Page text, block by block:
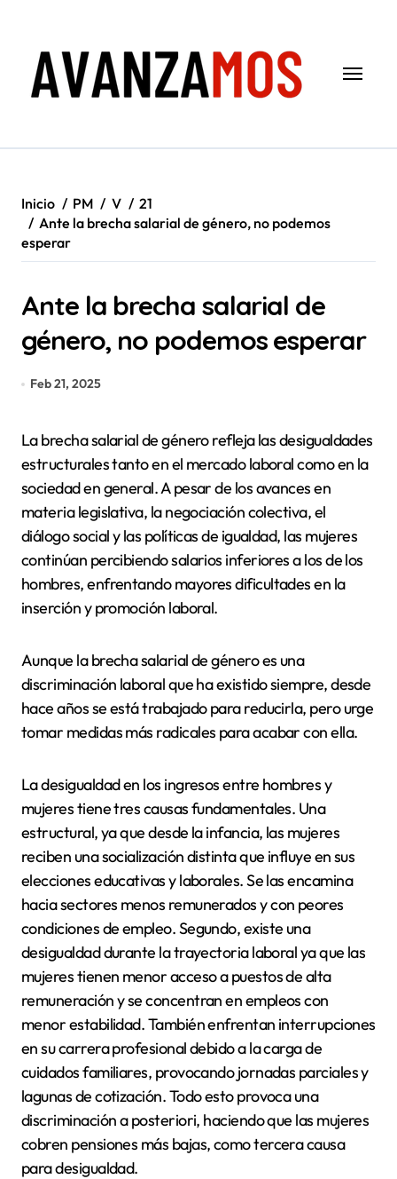
contenido
Inicio PM V
21
Ante la brecha salarial de género, no podemos
esperar
Ante la brecha salarial de
género, no podemos esperar
Feb 21, 2025
La brecha salarial de género refleja las desigualdades
estructurales tanto en el mercado laboral como en la
sociedad en general. A pesar de los avances en
materia legislativa, la negociación colectiva, el
diálogo social y las políticas de igualdad, las mujeres
continúan percibiendo salarios inferiores a los de los
hombres, enfrentando mayores dificultades en la
inserción y promoción laboral.
Aunque la brecha salarial de género es una
discriminación laboral que ha existido siempre, desde
hace años se está trabajado para reducirla, pero urge
tomar medidas más radicales para acabar con ella.
La desigualdad en los ingresos entre hombres y
mujeres tiene tres causas fundamentales. Una
estructural, ya que desde la infancia, las mujeres
reciben una socialización distinta que influye en sus
elecciones educativas y laborales. Se las encamina
hacia sectores menos remunerados y con peores
condiciones de empleo. Segundo, existe una
desigualdad durante la trayectoria laboral ya que las
mujeres tienen menor acceso a puestos de alta
remuneración y se concentran en empleos con
menor estabilidad. También enfrentan interrupciones
en su carrera profesional debido a la carga de
cuidados familiares, provocando jornadas parciales y
lagunas de cotización. Todo esto provoca una
discriminación a posteriori, haciendo que las mujeres
cobren pensiones más bajas, como tercera causa
para desigualdad.